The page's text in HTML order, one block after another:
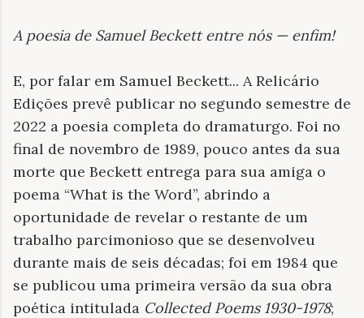
A poesia de Samuel Beckett entre nós — enfim!
E, por falar em Samuel Beckett... A Relicário
Edições prevê publicar no segundo semestre de
2022 a poesia completa do dramaturgo. Foi no
final de novembro de 1989, pouco antes da sua
morte que Beckett entrega para sua amiga o
poema “What is the Word”, abrindo a
oportunidade de revelar o restante de um
trabalho parcimonioso que se desenvolveu
durante mais de seis décadas; foi em 1984 que
se publicou uma primeira versão da sua obra
poética intitulada Collected Poems 1930-1978;